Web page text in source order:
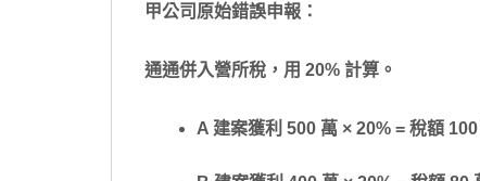
甲公司原始錯誤申報：
通通併入營所稅，用 20% 計算。
A 建案獲利 500 萬 × 20% = 稅額 100